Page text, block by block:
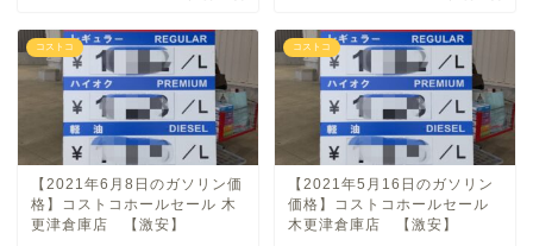
コストコ
【2021年6月8日のガソリン価
格】コストコホールセール 木
更津倉庫店 【激安】
コストコ
【2021年5月16日のガソリン
価格】コストコホールセール
木更津倉庫店 【激安】